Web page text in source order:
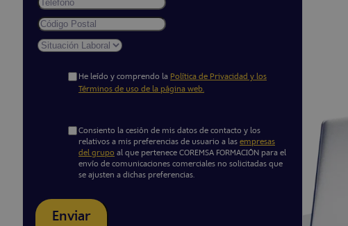
He leído y comprendo la Política de Privacidad y los
Términos de uso de la página web.
Consiento la cesión de mis datos de contacto y los
relativos a mis preferencias de usuario a las empresas
del grupo al que pertenece COREMSA FORMACIÓN para el
envío de comunicaciones comerciales no solicitadas que
se ajusten a dichas preferencias.
Enviar